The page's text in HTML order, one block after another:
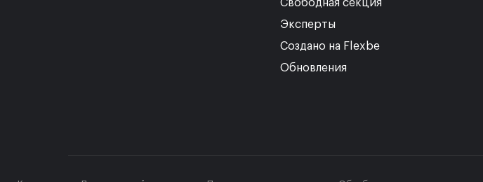
Свободная секция
Эксперты
Создано на Flexbe
Обновления